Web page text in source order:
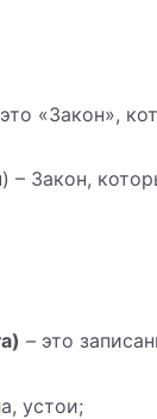
«Закон»,
– Закон,
– это
устои;